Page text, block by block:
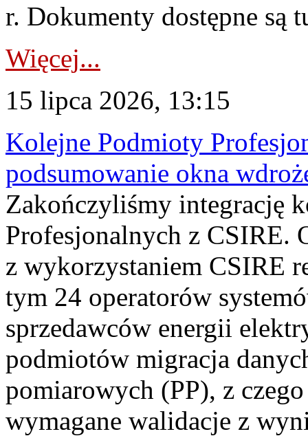
r. Dokumenty dostępne są
Więcej...
15 lipca 2026, 13:15
Kolejne Podmioty
podsumowanie okna
Zakończyliśmy integrację
Profesjonalnych z CSIRE.
z wykorzystaniem CSIRE
tym 24 operatorów
sprzedawców energii
podmiotów migracja
pomiarowych (PP), z
wymagane walidacje z